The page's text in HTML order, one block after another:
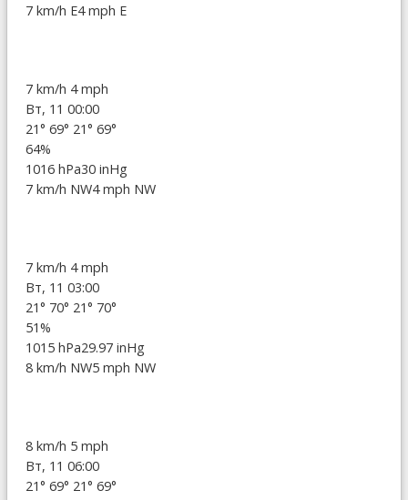
7 km/h E4 mph E
7 km/h 4 mph
Вт, 11 00:00
21° 69° 21° 69°
64%
1016 hPa30 inHg
7 km/h NW4 mph NW
7 km/h 4 mph
Вт, 11 03:00
21° 70° 21° 70°
51%
1015 hPa29.97 inHg
8 km/h NW5 mph NW
8 km/h 5 mph
Вт, 11 06:00
21° 69° 21° 69°